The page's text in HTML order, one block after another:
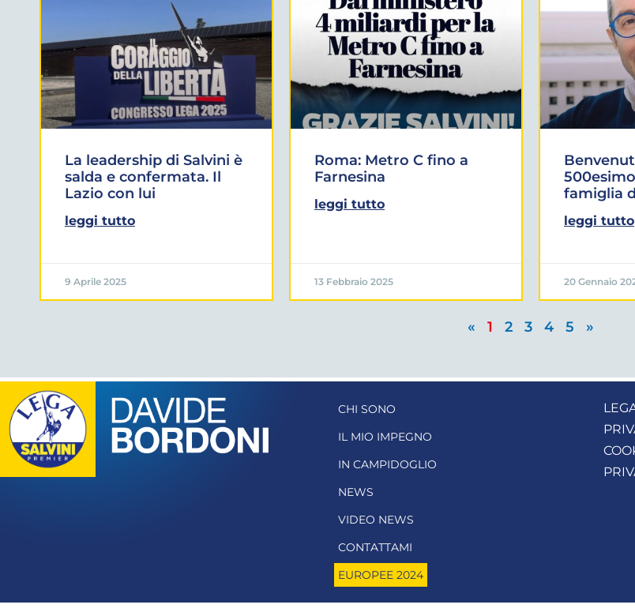
La leadership di Salvini è
salda e confermata. Il
Lazio con lui
leggi tutto
9 Aprile 2025
Roma: Metro C fino a
Farnesina
leggi tutto
13 Febbraio 2025
famiglia
leggi tutto
20 Gennaio
« 1 2 3 4 5 »
CHI SONO
IL MIO IMPEGNO
IN CAMPIDOGLIO
NEWS
VIDEO NEWS
CONTATTAMI
EUROPEE 2024